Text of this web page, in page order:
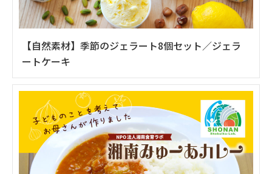
【自然素材】季節のジェラート8個セット／ジェラ
ートケーキ